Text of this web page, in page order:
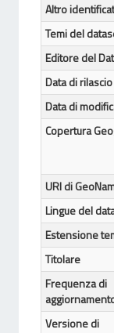
Altro
Temi del
Editore del
Data di rilascio
Data di
Copertura
URI di
Lingue del
Estensione
Titolare
Frequenza di
Versione di